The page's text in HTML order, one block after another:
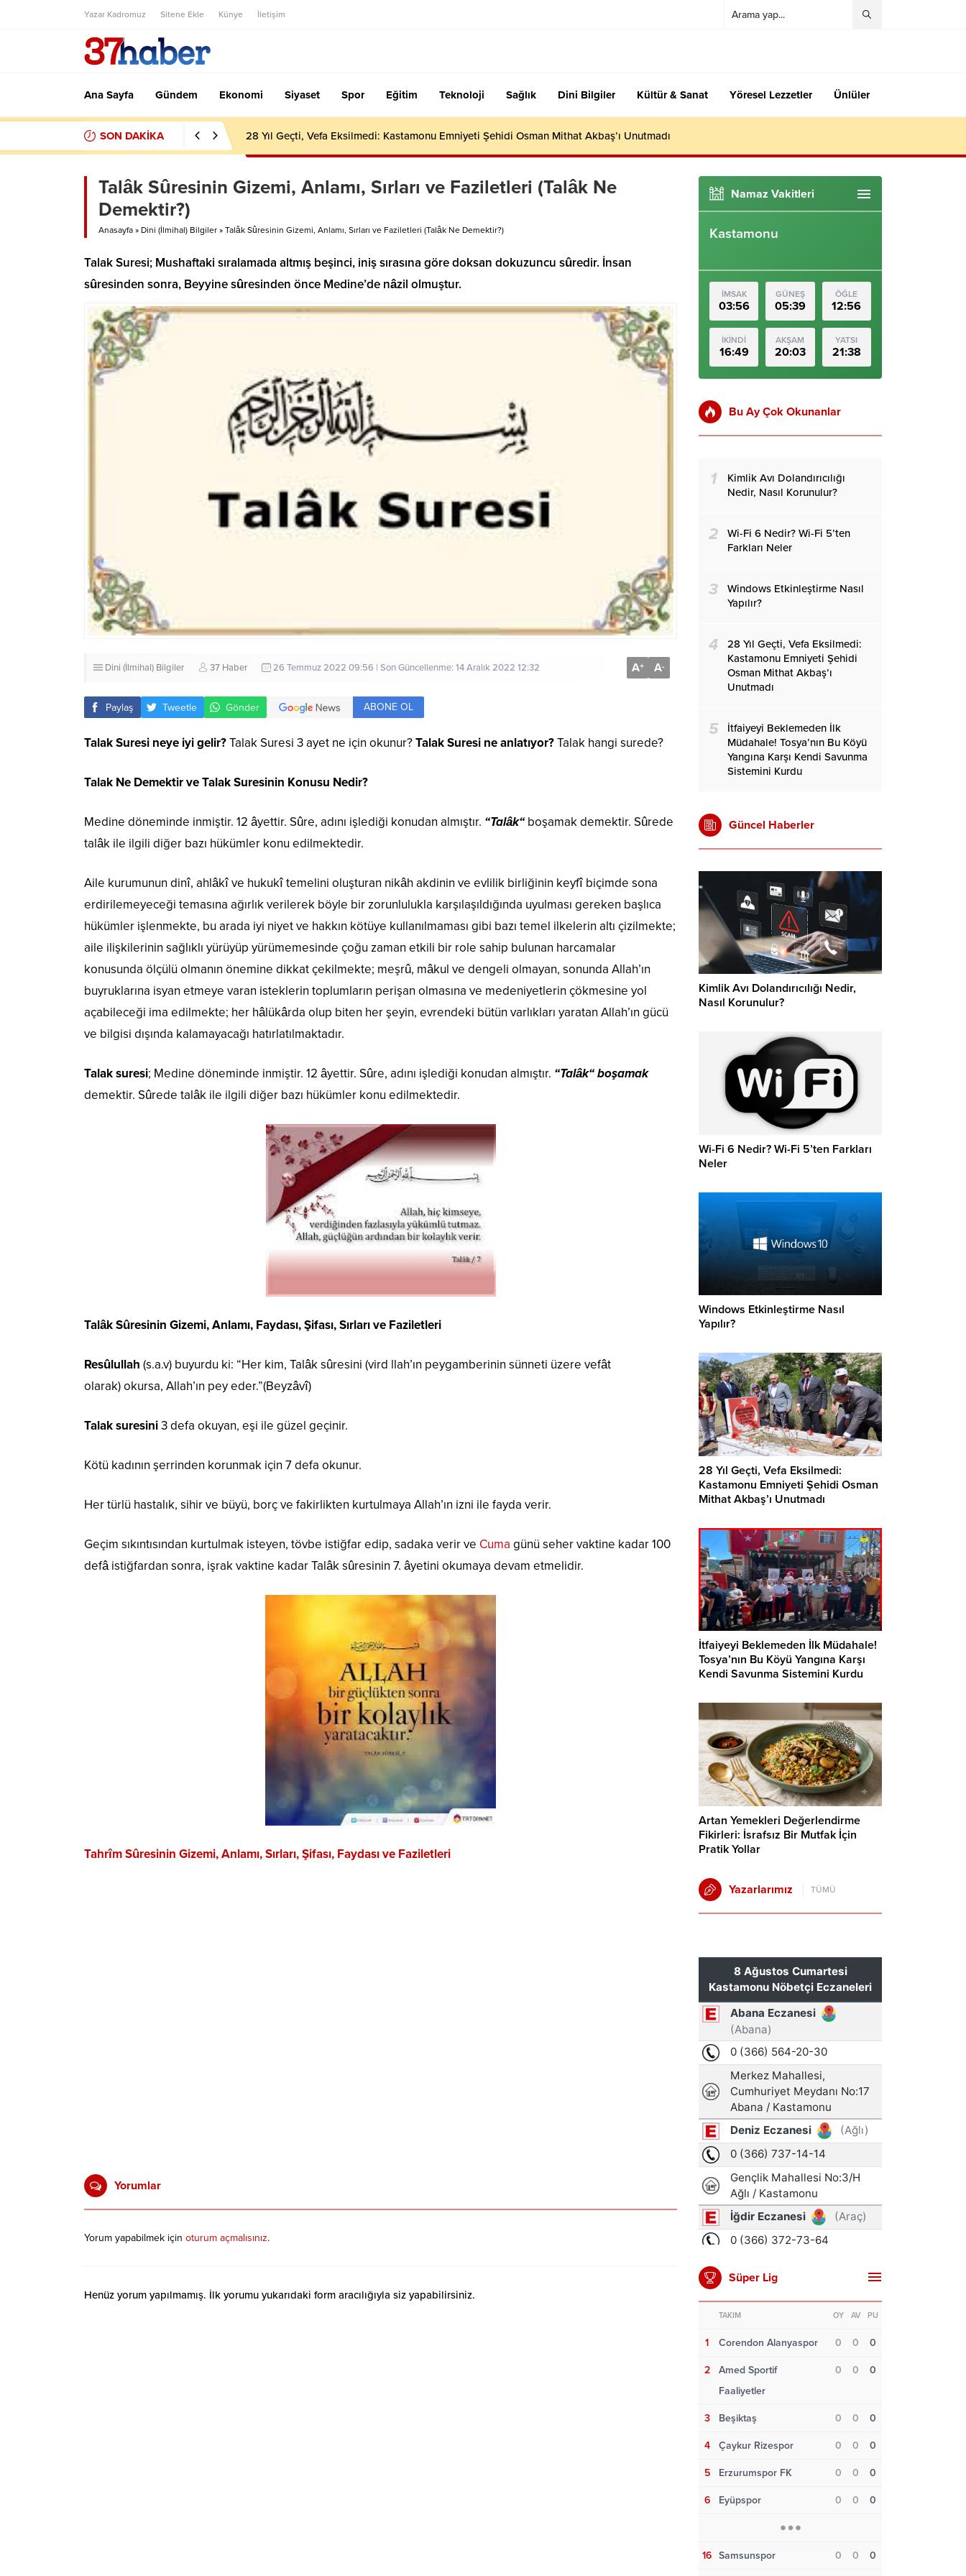
Yazar Kadromuz Sitene Ekle Künye İletişim
Ana Sayfa Gündem Ekonomi Siyaset Spor Eğitim Teknoloji Sağlık Dini Bilgiler Kültür & Sanat Yöresel Lezzetler Ünlüler
SON DAKİKA 28 Yıl Geçti, Vefa Eksilmedi: Kastamonu Emniyeti Şehidi Osman Mithat Akbaş’ı Unutmadı
Talâk Sûresinin Gizemi, Anlamı, Sırları ve Faziletleri (Talâk Ne
Demektir?)
Anasayfa » Dini (İlmihal) Bilgiler » Talâk Sûresinin Gizemi, Anlamı, Sırları ve Faziletleri (Talâk Ne Demektir?)
Talak Suresi; Mushaftaki sıralamada altmış beşinci, iniş sırasına göre doksan dokuzuncu sûredir. İnsan
sûresinden sonra, Beyyine sûresinden önce Medine’de nâzil olmuştur.
Dini (İlmihal) Bilgiler 37 Haber 26 Temmuz 2022 09:56 | Son Güncellenme: 14 Aralık 2022 12:32 A+ A-
Paylaş Tweetle Gönder ABONE OL
Talak Suresi neye iyi gelir?Talak Suresi 3 ayet ne için okunur?Talak Suresi ne anlatıyor?Talak hangi surede?
Talak Ne Demektir ve Talak Suresinin Konusu Nedir?
Medine döneminde inmiştir. 12 âyettir. Sûre, adını işlediği konudan almıştır. “Talâk“ boşamak demektir. Sûrede
talâk ile ilgili diğer bazı hükümler konu edilmektedir.
Aile kurumunun dinî, ahlâkî ve hukukî temelini oluşturan ni­kâh ak­dinin ve evlilik birliğinin keyfî biçimde sona
erdirilemeyeceği temasına ağırlık verilerek böyle bir zorunlulukla karşılaşıldığında uyulması gereken başlıca
hükümler işlenmekte, bu arada iyi niyet ve hakkın kötüye kullanılmaması gibi bazı temel ilkelerin altı çizilmekte;
aile ilişkilerinin sağlıklı yürüyüp yürümemesinde çoğu zaman etkili bir role sahip bulunan harcamalar
konusunda ölçülü olmanın önemine dikkat çekilmekte; meşrû, mâkul ve dengeli olmayan, sonunda Allah’ın
buyruklarına isyan etmeye varan isteklerin toplumların perişan olmasına ve medeniyetlerin çökmesine yol
açabileceği ima edilmekte; her hâlükârda olup biten her şeyin, evrendeki bütün varlıkları yaratan Allah’ın gücü
ve bilgisi dışında kalamayacağı hatırlatılmaktadır.
Talak suresi; Medine döneminde inmiştir. 12 âyettir. Sûre, adını işlediği konudan almıştır. “Talâk“ boşamak
demektir. Sûrede talâk ile ilgili diğer bazı hükümler konu edilmektedir.
Talâk Sûresinin Gizemi, Anlamı, Faydası, Şifası, Sırları ve Faziletleri
Resûlullah (s.a.v) buyurdu ki: “Her kim, Talâk sûresini (vird llah’ın peygamberinin sünneti üzere vefât
olarak) okursa, Allah’ın pey eder.”(Beyzâvî)
Talak suresini3 defa okuyan, eşi ile güzel geçinir.
Kötü kadının şerrinden korunmak için 7 defa okunur.
Her türlü hastalık, sihir ve büyü, borç ve fakirlikten kurtulmaya Allah’ın izni ile fayda verir.
Geçim sıkıntısından kurtulmak isteyen, tövbe istiğfar edip, sadaka verir ve Cuma günü seher vaktine kadar 100
defâ istiğfardan sonra, işrak vaktine kadar Talâk sûresinin 7. âyetini okumaya devam etmelidir.
Tahrîm Sûresinin Gizemi, Anlamı, Sırları, Şifası, Faydası ve Faziletleri
Yorumlar
Yorum yapabilmek için oturum açmalısınız.
Henüz yorum yapılmamış. İlk yorumu yukarıdaki form aracılığıyla siz yapabilirsiniz.
Namaz Vakitleri
Kastamonu
İMSAK
03:56
GÜNEŞ
05:39
ÖĞLE
12:56
İKİNDİ
16:49
AKŞAM
20:03
YATSI
21:38
Bu Ay Çok Okunanlar
1
Kimlik Avı Dolandırıcılığı
Nedir, Nasıl Korunulur?
2
Wi-Fi 6 Nedir? Wi-Fi 5’ten
Farkları Neler
3
Windows Etkinleştirme Nasıl
Yapılır?
4
28 Yıl Geçti, Vefa Eksilmedi:
Kastamonu Emniyeti Şehidi
Osman Mithat Akbaş’ı
Unutmadı
5
İtfaiyeyi Beklemeden İlk
Müdahale! Tosya’nın Bu Köyü
Yangına Karşı Kendi Savunma
Sistemini Kurdu
Güncel Haberler
Kimlik Avı Dolandırıcılığı Nedir,
Nasıl Korunulur?
Wi-Fi 6 Nedir? Wi-Fi 5’ten Farkları
Neler
Windows Etkinleştirme Nasıl
Yapılır?
28 Yıl Geçti, Vefa Eksilmedi:
Kastamonu Emniyeti Şehidi Osman
Mithat Akbaş’ı Unutmadı
İtfaiyeyi Beklemeden İlk Müdahale!
Tosya’nın Bu Köyü Yangına Karşı
Kendi Savunma Sistemini Kurdu
Artan Yemekleri Değerlendirme
Fikirleri: İsrafsız Bir Mutfak İçin
Pratik Yollar
Yazarlarımız TÜMÜ
Süper Lig
TAKIM OY AV PU
1 Corendon Alanyaspor 0 0 0
2
Amed Sportif
Faaliyetler
0 0 0
3 Beşiktaş 0 0 0
4 Çaykur Rizespor 0 0 0
5 Erzurumspor FK 0 0 0
6 Eyüpspor 0 0 0
16 Samsunspor 0 0 0